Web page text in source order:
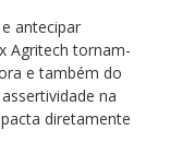
antecipar
Agritech tornam-
e também do
na
diretamente